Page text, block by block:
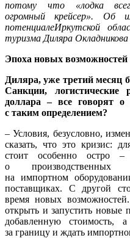
потому что «лодка
огромный крейсер». Об
потенциалеИркутской
туризма Диляра Окладникова
Эпоха новых возможностей
Диляра, уже третий месяц
Санкции, логистические
доллара – все говорят
с таким определением?
– Условия, безусловно,
сказать, что это кризис:
стоит особенно остро
о производственных
на импортном
поставщиках. С другой
время новых
открыть и запустить новые
добавленную стоимость,
за границу и ждать